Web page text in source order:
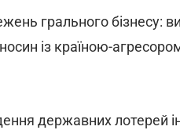
грального бізнесу:
із країною-
державних лотерей